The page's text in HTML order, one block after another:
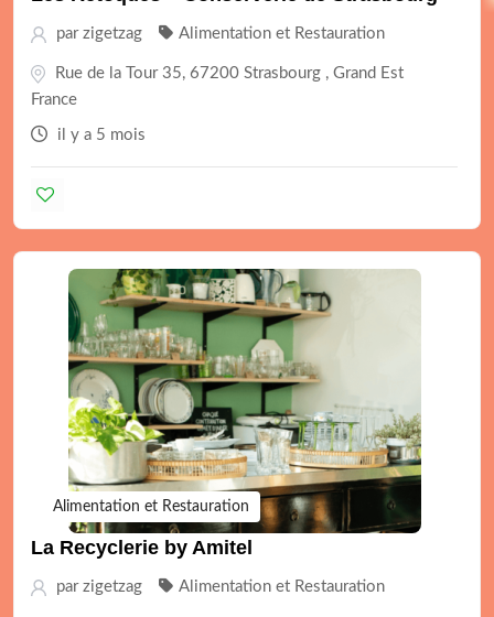
par zigetzag Alimentation et Restauration
Rue de la Tour 35, 67200 Strasbourg , Grand Est
France
il y a 5 mois
Alimentation et Restauration
La Recyclerie by Amitel
par zigetzag Alimentation et Restauration